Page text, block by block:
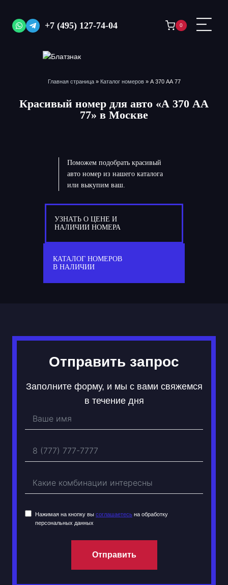
содержимому+7 (495) 127-74-04 0
Главная страница» Каталог номеров» А 370 АА 77
Красивый номер для авто «А 370 АА
77» в Москве
Поможем подобрать красивый
авто номер из нашего каталога
или выкупим ваш.
А 370 АА
УЗНАТЬ О ЦЕНЕ И
НАЛИЧИИ НОМЕРА
КАТАЛОГ НОМЕРОВ
В НАЛИЧИИ
Отправить запрос
Заполните форму, и мы с вами свяжемся
в течение дня
Нажимая на кнопку вы соглашаетесь на обработку
персональных данных
Отправить